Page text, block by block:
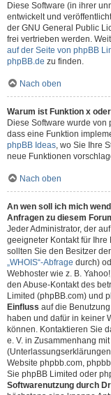
Diese Software (in ihrer
entwickelt und
der GNU General Public
frei vertrieben werden.
auf der Seite von phpBB
phpBB.de zu finden.
Nach oben
Warum ist Funktion x
Diese Software wurde
dass eine Funktion
phpBB Ideas, wo Sie Ihre
neue Funktionen
Nach oben
An wen soll ich mich
Anfragen zu diesem
Jeder Administrator, der
geeigneter Kontakt für
sollten Sie den Besitzer
„WHOIS“-Abfrage durch)
Webhoster wie z. B.
den Abuse-Kontakt des
Limited (phpBB.com) und
Einfluss auf die
haben und dafür in keiner
können. Kontaktieren Sie
e. V. in Zusammenhang
Website phpbb.com,
Sie phpBB Limited oder
Softwarenutzung durch